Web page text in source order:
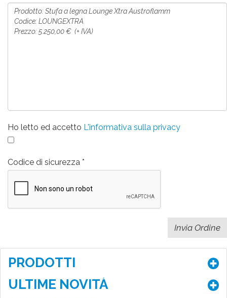
Ho letto ed accetto L'informativa sulla privacy
Codice di sicurezza
PRODOTTI
ULTIME NOVITÀ